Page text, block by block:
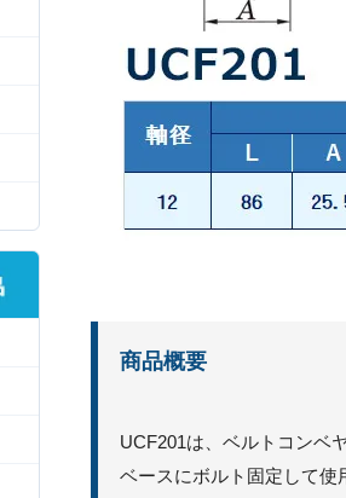
商品概要
UCF201は、ベルトコンベ
ベースにボルト固定して使